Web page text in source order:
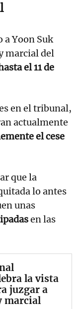
a Yoon Suk
marcial del
el 11 de
en el tribunal,
actualmente
el cese
que la
lo antes
unas
en las
la vista
juzgar a
marcial